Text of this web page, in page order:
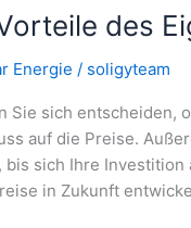
des
Energie / soligyteam
Sie sich entscheiden,
auf die Preise.
bis sich Ihre
in Zukunft